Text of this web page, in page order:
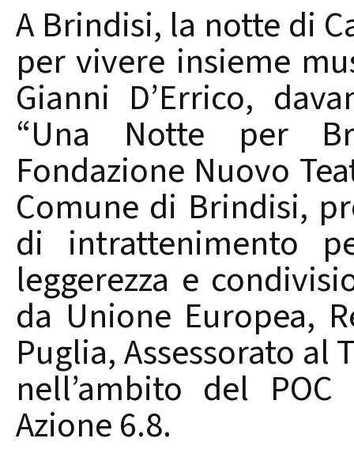
A Brindisi, la notte di
per vivere insieme
Gianni D’Errico,
“Una Notte per
Fondazione Nuovo
Comune di Brindisi,
di intrattenimento
leggerezza e
da Unione Europea,
Puglia, Assessorato
nell’ambito del
Azione 6.8.